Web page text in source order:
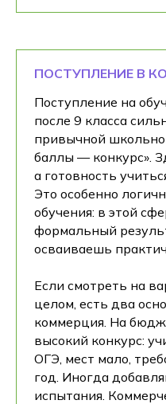
ПОСТУПЛЕНИЕ В
Поступление на
после 9 класса
привычной
баллы — конкурс».
а готовность
Это особенно
обучения: в этой
формальный
осваиваешь
Если смотреть на
целом, есть два
коммерция. На
высокий конкурс:
ОГЭ, мест мало,
год. Иногда
испытания.